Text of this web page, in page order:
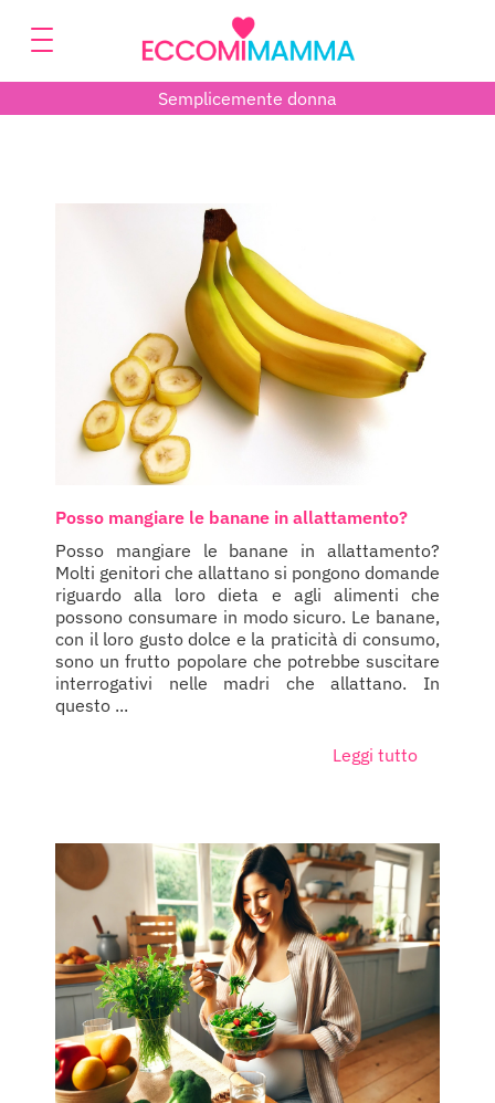
Semplicemente donna
Posso mangiare le banane in allattamento?
Posso mangiare le banane in allattamento?
Molti genitori che allattano si pongono domande
riguardo alla loro dieta e agli alimenti che
possono consumare in modo sicuro. Le banane,
con il loro gusto dolce e la praticità di consumo,
sono un frutto popolare che potrebbe suscitare
interrogativi nelle madri che allattano. In
questo ...
Leggi tutto